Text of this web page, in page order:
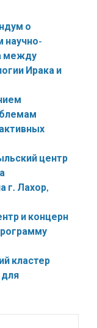
о
научно-
между
Ирака и
центр
г. Лахор,
и концерн
кластер
для